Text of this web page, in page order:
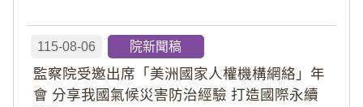
115-08-06 院新聞稿
監察院受邀出席「美洲國家人權機構網絡」年
會 分享我國氣候災害防治經驗 打造國際永續